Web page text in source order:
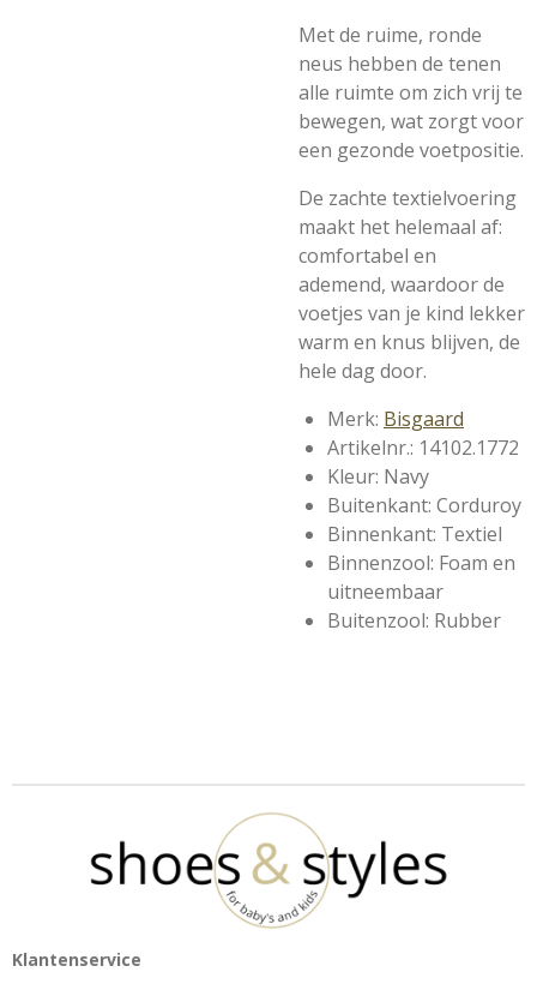
Met de ruime, ronde
neus hebben de tenen
alle ruimte om zich vrij te
bewegen, wat zorgt voor
een gezonde voetpositie.
De zachte textielvoering
maakt het helemaal af:
comfortabel en
ademend, waardoor de
voetjes van je kind lekker
warm en knus blijven, de
hele dag door.
Merk: Bisgaard
Artikelnr.: 14102.1772
Kleur: Navy
Buitenkant: Corduroy
Binnenkant: Textiel
Binnenzool: Foam en
uitneembaar
Buitenzool: Rubber
Klantenservice